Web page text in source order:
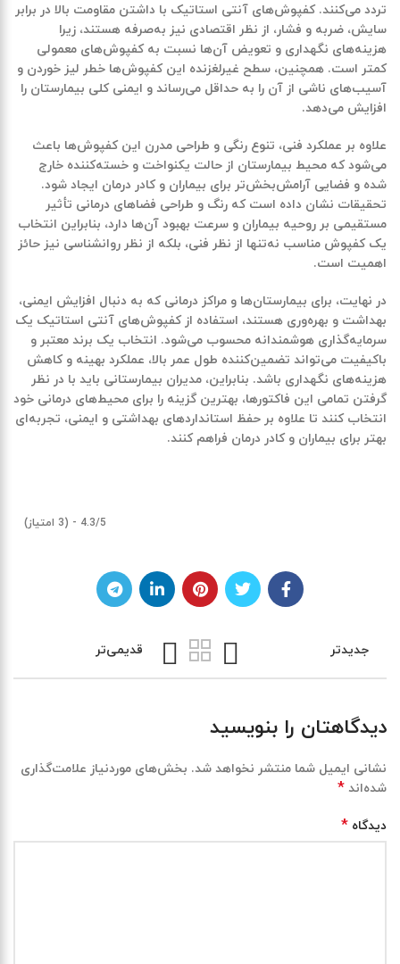
تردد می‌کنند. کفپوش‌های آنتی استاتیک با داشتن مقاومت بالا در برابر
سایش، ضربه و فشار، از نظر اقتصادی نیز به‌صرفه هستند، زیرا
هزینه‌های نگهداری و تعویض آن‌ها نسبت به کفپوش‌های معمولی
کمتر است. همچنین، سطح غیرلغزنده این کفپوش‌ها خطر لیز خوردن و
آسیب‌های ناشی از آن را به حداقل می‌رساند و ایمنی کلی بیمارستان را
افزایش می‌دهد.
علاوه بر عملکرد فنی، تنوع رنگی و طراحی مدرن این کفپوش‌ها باعث
می‌شود که محیط بیمارستان از حالت یکنواخت و خسته‌کننده خارج
شده و فضایی آرامش‌بخش‌تر برای بیماران و کادر درمان ایجاد شود.
تحقیقات نشان داده است که رنگ و طراحی فضاهای درمانی تأثیر
مستقیمی بر روحیه بیماران و سرعت بهبود آن‌ها دارد، بنابراین انتخاب
یک کفپوش مناسب نه‌تنها از نظر فنی، بلکه از نظر روانشناسی نیز حائز
اهمیت است.
در نهایت، برای بیمارستان‌ها و مراکز درمانی که به دنبال افزایش ایمنی،
بهداشت و بهره‌وری هستند، استفاده از کفپوش‌های آنتی استاتیک یک
سرمایه‌گذاری هوشمندانه محسوب می‌شود. انتخاب یک برند معتبر و
باکیفیت می‌تواند تضمین‌کننده طول عمر بالا، عملکرد بهینه و کاهش
هزینه‌های نگهداری باشد. بنابراین، مدیران بیمارستانی باید با در نظر
گرفتن تمامی این فاکتورها، بهترین گزینه را برای محیط‌های درمانی خود
انتخاب کنند تا علاوه بر حفظ استانداردهای بهداشتی و ایمنی، تجربه‌ای
بهتر برای بیماران و کادر درمان فراهم کنند.
4.3/5 - (3 امتیاز)
جدیدتر قدیمی‌تر
دیدگاهتان را بنویسید
نشانی ایمیل شما منتشر نخواهد شد. بخش‌های موردنیاز علامت‌گذاری
شده‌اند *
دیدگاه *